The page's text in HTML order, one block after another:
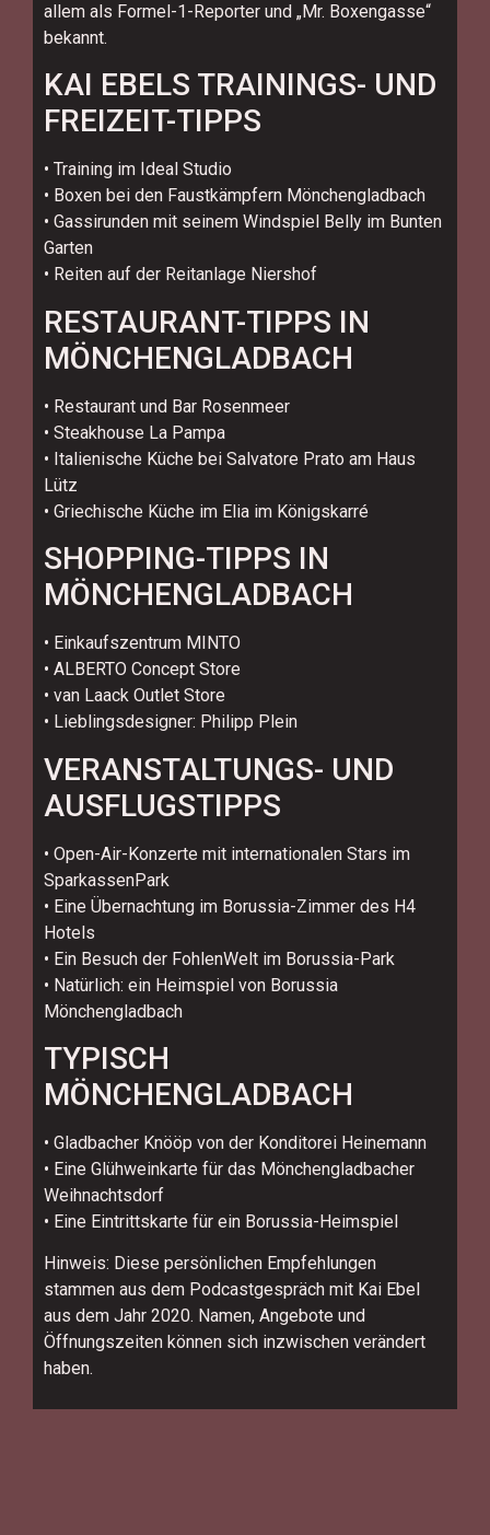
allem als Formel-1-Reporter und „Mr. Boxengasse“
bekannt.
KAI EBELS TRAININGS- UND
FREIZEIT-TIPPS
• Training im Ideal Studio
• Boxen bei den Faustkämpfern Mönchengladbach
• Gassirunden mit seinem Windspiel Belly im Bunten
Garten
• Reiten auf der Reitanlage Niershof
RESTAURANT-TIPPS IN
MÖNCHENGLADBACH
• Restaurant und Bar Rosenmeer
• Steakhouse La Pampa
• Italienische Küche bei Salvatore Prato am Haus
Lütz
• Griechische Küche im Elia im Königskarré
SHOPPING-TIPPS IN
MÖNCHENGLADBACH
• Einkaufszentrum MINTO
• ALBERTO Concept Store
• van Laack Outlet Store
• Lieblingsdesigner: Philipp Plein
VERANSTALTUNGS- UND
AUSFLUGSTIPPS
• Open-Air-Konzerte mit internationalen Stars im
SparkassenPark
• Eine Übernachtung im Borussia-Zimmer des H4
Hotels
• Ein Besuch der FohlenWelt im Borussia-Park
• Natürlich: ein Heimspiel von Borussia
Mönchengladbach
TYPISCH
MÖNCHENGLADBACH
• Gladbacher Knööp von der Konditorei Heinemann
• Eine Glühweinkarte für das Mönchengladbacher
Weihnachtsdorf
• Eine Eintrittskarte für ein Borussia-Heimspiel
Hinweis: Diese persönlichen Empfehlungen
stammen aus dem Podcastgespräch mit Kai Ebel
aus dem Jahr 2020. Namen, Angebote und
Öffnungszeiten können sich inzwischen verändert
haben.